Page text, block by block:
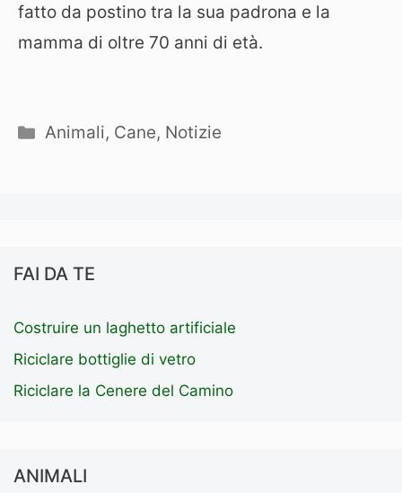
fatto da postino tra la sua padrona e la
mamma di oltre 70 anni di età.
Categorie
Animali, Cane, Notizie
FAI DA TE
Costruire un laghetto artificiale
Riciclare bottiglie di vetro
Riciclare la Cenere del Camino
ANIMALI